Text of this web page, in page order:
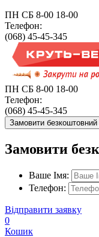
ПН СБ 8-00 18-00
Телефон:
(068) 45-45-345
ПН СБ 8-00 18-00
Телефон:
(068) 45-45-345
Замовити безкоштовний
Замовити
Ваше Імя:
Телефон:
Відправити заявку
0
Кошик